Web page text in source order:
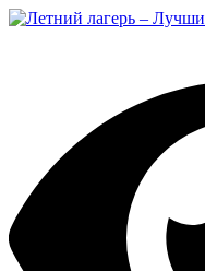
Перейти